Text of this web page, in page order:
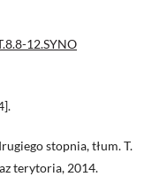
12.SYNO
stopnia, tłum. T.
terytoria, 2014.